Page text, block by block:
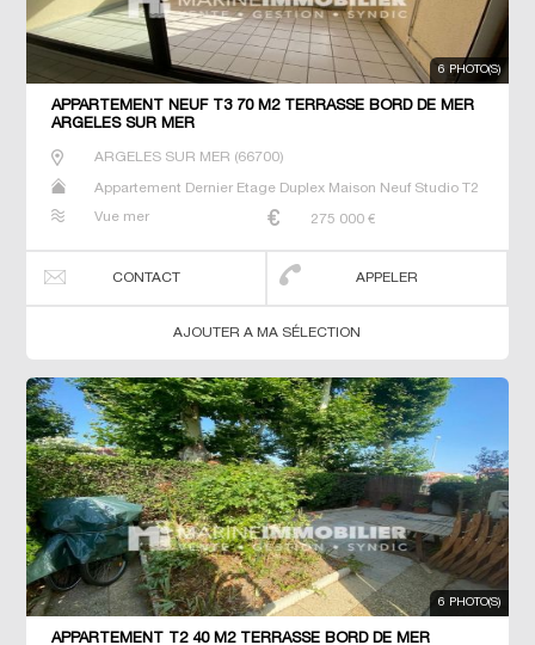
6 PHOTO(S)
APPARTEMENT NEUF T3 70 M2 TERRASSE BORD DE MER
ARGELES SUR MER
ARGELES SUR MER (66700)
Appartement Dernier Etage Duplex Maison Neuf Studio T2
Vue mer
275 000 €
CONTACT APPELER
AJOUTER A MA SÉLECTION
6 PHOTO(S)
APPARTEMENT T2 40 M2 TERRASSE BORD DE MER